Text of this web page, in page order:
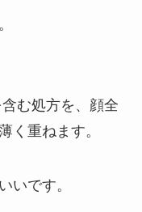
む処方を、顔全
く重ねます。
いです。